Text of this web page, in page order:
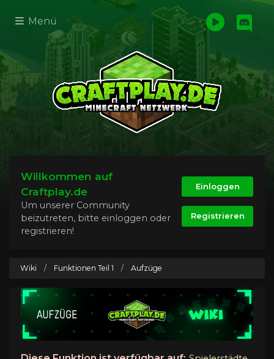
Menü
Willkommen auf
Craftplay.de
Um unserer Community
beizutreten, bitte einloggen oder
registrieren!
Einloggen
Registrieren
Wiki / Funktionen Teil 1 / Aufzüge